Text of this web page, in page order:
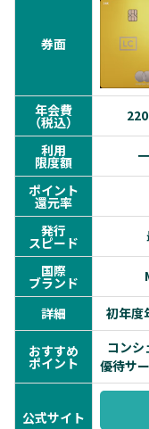
券面
年会費
（税込）
利用
限度額
ポイント
還元率
発行
スピード
国際
ブランド
詳細 初年度
おすすめ
ポイント
コンシ
優待サ
公式サイト